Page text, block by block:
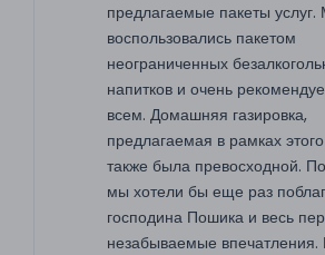
предлагаемые пакеты
воспользовались пакетом
неограниченных
напитков и очень
всем. Домашняя газировка,
предлагаемая в рамках
также была превосходной.
мы хотели бы еще раз
господина Пошика и весь
незабываемые впечатления.